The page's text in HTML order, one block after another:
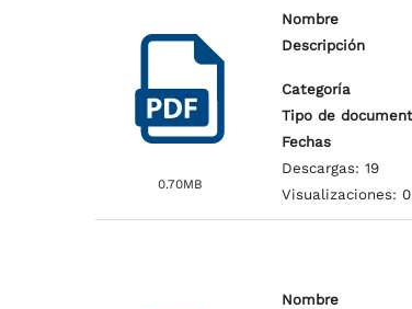
0.70MB
Nombre
Descripción
Categoría
Tipo de
Fechas
Descargas: 19
Visualizaciones: 0
Nombre